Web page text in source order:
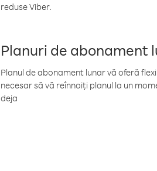
reduse Viber.
Planuri de abonament
Planul de abonament lunar vă oferă
necesar să vă reînnoiți planul la un
deja